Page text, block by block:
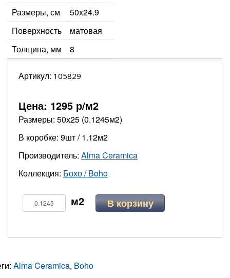
Размеры, см
50x24.9
Поверхность
матовая
Толщина, мм
8
Артикул: 105829
Цена: 1295 р/м2
Размеры: 50х25 (0.1245м2)
В коробке: 9шт / 1.12м2
Производитель: Alma Ceramica
Коллекция: Бохо / Boho
В корзину
Alma Ceramica, Boho